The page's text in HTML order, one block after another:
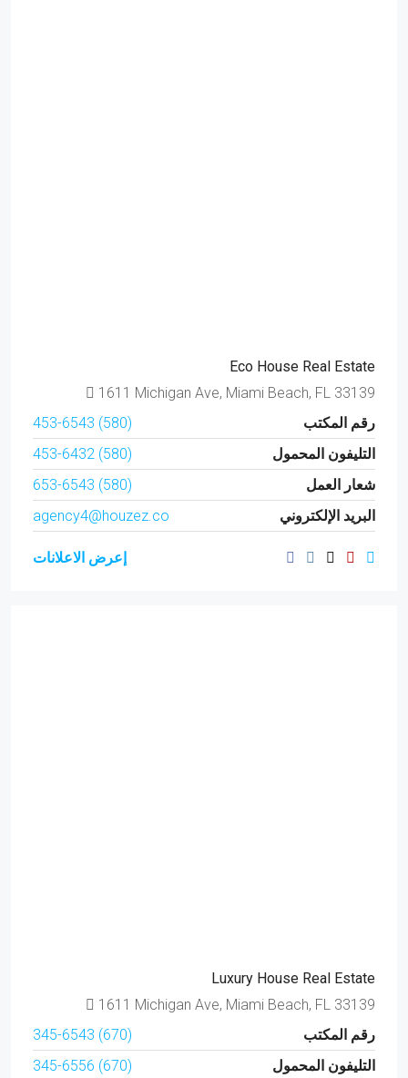
Eco House Real Estate
1611 Michigan Ave, Miami Beach, FL 33139
رقم المكتب
(580) 453-6543
التليفون المحمول
(580) 453-6432
شعار العمل
(580) 653-6543
البريد الإلكتروني
agency4@houzez.co
إعرض الاعلانات
Luxury House Real Estate
1611 Michigan Ave, Miami Beach, FL 33139
رقم المكتب
(670) 345-6543
التليفون المحمول
(670) 345-6556